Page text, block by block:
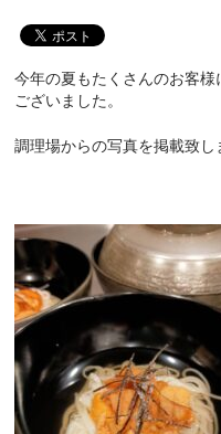
今年の夏もたくさんのお客
ございました。
調理場からの写真を掲載致し